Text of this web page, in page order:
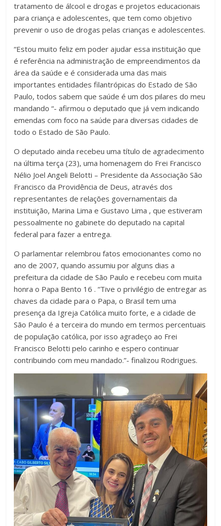
tratamento de álcool e drogas e projetos educacionais
para criança e adolescentes, que tem como objetivo
prevenir o uso de drogas pelas crianças e adolescentes.
“Estou muito feliz em poder ajudar essa instituição que
é referência na administração de empreendimentos da
área da saúde e é considerada uma das mais
importantes entidades filantrópicas do Estado de São
Paulo, todos sabem que saúde é um dos pilares do meu
mandando “- afirmou o deputado que já vem indicando
emendas com foco na saúde para diversas cidades de
todo o Estado de São Paulo.
O deputado ainda recebeu uma título de agradecimento
na última terça (23), uma homenagem do Frei Francisco
Nélio Joel Angeli Belotti – Presidente da Associação São
Francisco da Providência de Deus, através dos
representantes de relações governamentais da
instituição, Marina Lima e Gustavo Lima , que estiveram
pessoalmente no gabinete do deputado na capital
federal para fazer a entrega.
O parlamentar relembrou fatos emocionantes como no
ano de 2007, quando assumiu por alguns dias a
prefeitura da cidade de São Paulo e recebeu com muita
honra o Papa Bento 16 . “Tive o privilégio de entregar as
chaves da cidade para o Papa, o Brasil tem uma
presença da Igreja Católica muito forte, e a cidade de
São Paulo é a terceira do mundo em termos percentuais
de população católica, por isso agradeço ao Frei
Francisco Belotti pelo carinho e espero continuar
contribuindo com meu mandado.”- finalizou Rodrigues.